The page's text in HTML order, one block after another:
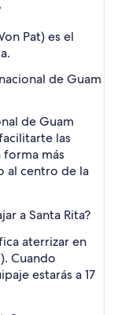
Pat) es el
de Guam
de Guam
las
forma más
al centro de la
a Santa Rita?
aterrizar en
Cuando
estarás a 17